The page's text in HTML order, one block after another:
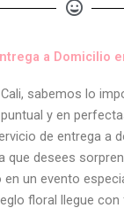
a Domicilio
Cali, sabemos lo
y en
de entrega a
que desees
en un evento
floral llegue